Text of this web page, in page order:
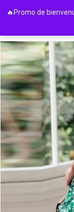
🔥Promo de